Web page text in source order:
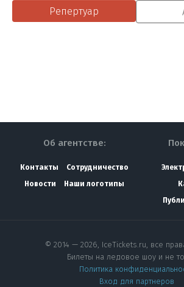
Репертуар
Об агентстве:
Контакты
Сотрудничество
Новости
Наши логотипы
© 2014 — 2026, IceTickets.ru, все
Билеты на ледовое шоу и не
Политика
Вход для партнеров